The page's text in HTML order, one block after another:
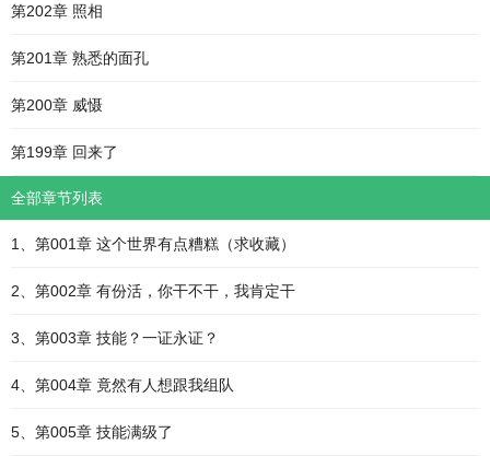
第202章 照相
第201章 熟悉的面孔
第200章 威慑
第199章 回来了
全部章节列表
1、第001章 这个世界有点糟糕（求收藏）
2、第002章 有份活，你干不干，我肯定干
3、第003章 技能？一证永证？
4、第004章 竟然有人想跟我组队
5、第005章 技能满级了